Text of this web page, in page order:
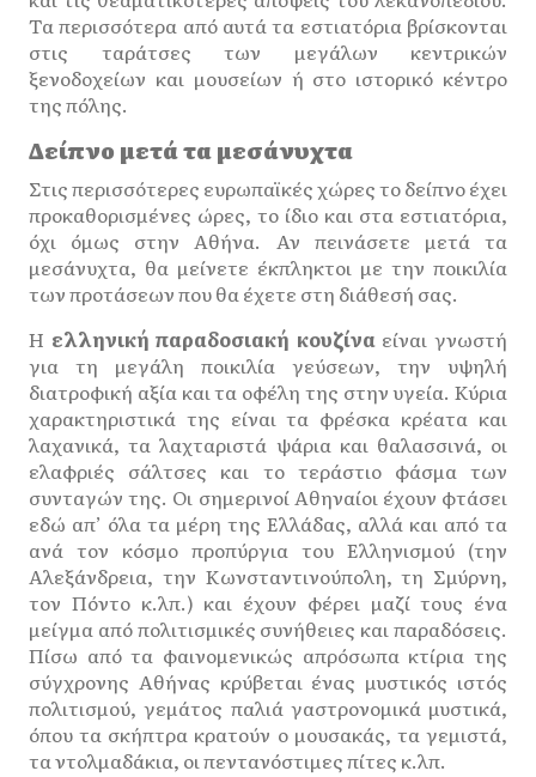
Τα περισσότερα από αυτά τα εστιατόρια βρίσκονται
στις ταράτσες των μεγάλων κεντρικών
ξενοδοχείων και μουσείων ή στο ιστορικό κέντρο
της πόλης.
Δείπνο μετά τα μεσάνυχτα
Στις περισσότερες ευρωπαϊκές χώρες το δείπνο έχει
προκαθορισμένες ώρες, το ίδιο και στα εστιατόρια,
όχι όμως στην Αθήνα. Αν πεινάσετε μετά τα
μεσάνυχτα, θα μείνετε έκπληκτοι με την ποικιλία
των προτάσεων που θα έχετε στη διάθεσή σας.
Η ελληνική παραδοσιακή κουζίναείναι γνωστή
για τη μεγάλη ποικιλία γεύσεων, την υψηλή
διατροφική αξία και τα οφέλη της στην υγεία. Κύρια
χαρακτηριστικά της είναι τα φρέσκα κρέατα και
λαχανικά, τα λαχταριστά ψάρια και θαλασσινά, οι
ελαφριές σάλτσες και το τεράστιο φάσμα των
συνταγών της. Οι σημερινοί Αθηναίοι έχουν φτάσει
εδώ απ’ όλα τα μέρη της Ελλάδας, αλλά και από τα
ανά τον κόσμο προπύργια του Ελληνισμού (την
Αλεξάνδρεια, την Κωνσταντινούπολη, τη Σμύρνη,
τον Πόντο κ.λπ.) και έχουν φέρει μαζί τους ένα
μείγμα από πολιτισμικές συνήθειες και παραδόσεις.
Πίσω από τα φαινομενικώς απρόσωπα κτίρια της
σύγχρονης Αθήνας κρύβεται ένας μυστικός ιστός
πολιτισμού, γεμάτος παλιά γαστρονομικά μυστικά,
όπου τα σκήπτρα κρατούν ο μουσακάς, τα γεμιστά,
τα ντολμαδάκια, οι πεντανόστιμες πίτες κ.λπ.